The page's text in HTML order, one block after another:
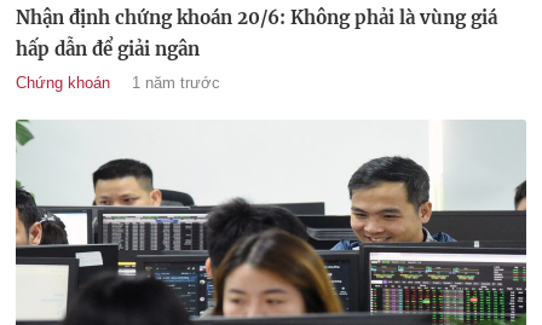
Nhận định chứng khoán 20/6: Không phải là vùng giá
hấp dẫn để giải ngân
Chứng khoán 1 năm trước